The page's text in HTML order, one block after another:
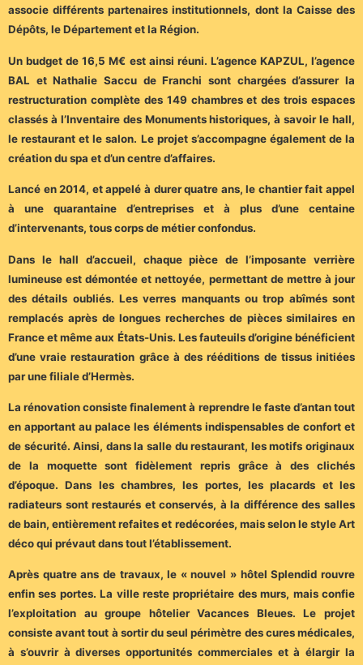
associe différents partenaires institutionnels, dont la Caisse des
Dépôts, le Département et la Région.
Un budget de 16,5 M€ est ainsi réuni. L’agence KAPZUL, l’agence
BAL et Nathalie Saccu de Franchi sont chargées d’assurer la
restructuration complète des 149 chambres et des trois espaces
classés à l’Inventaire des Monuments historiques, à savoir le hall,
le restaurant et le salon. Le projet s’accompagne également de la
création du spa et d’un centre d’affaires.
Lancé en 2014, et appelé à durer quatre ans, le chantier fait appel
à une quarantaine d’entreprises et à plus d’une centaine
d’intervenants, tous corps de métier confondus.
Dans le hall d’accueil, chaque pièce de l’imposante verrière
lumineuse est démontée et nettoyée, permettant de mettre à jour
des détails oubliés. Les verres manquants ou trop abîmés sont
remplacés après de longues recherches de pièces similaires en
France et même aux États-Unis. Les fauteuils d’origine bénéficient
d’une vraie restauration grâce à des rééditions de tissus initiées
par une filiale d’Hermès.
La rénovation consiste finalement à reprendre le faste d’antan tout
en apportant au palace les éléments indispensables de confort et
de sécurité. Ainsi, dans la salle du restaurant, les motifs originaux
de la moquette sont fidèlement repris grâce à des clichés
d’époque. Dans les chambres, les portes, les placards et les
radiateurs sont restaurés et conservés, à la différence des salles
de bain, entièrement refaites et redécorées, mais selon le style Art
déco qui prévaut dans tout l’établissement.
Après quatre ans de travaux, le « nouvel » hôtel Splendid rouvre
enfin ses portes. La ville reste propriétaire des murs, mais confie
l’exploitation au groupe hôtelier Vacances Bleues. Le projet
consiste avant tout à sortir du seul périmètre des cures médicales,
à s’ouvrir à diverses opportunités commerciales et à élargir la